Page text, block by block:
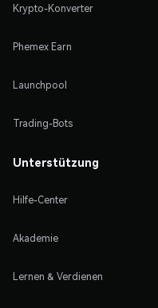
Krypto-Konverter
Phemex Earn
Launchpool
Trading-Bots
Unterstützung
Hilfe-Center
Akademie
Lernen & Verdienen